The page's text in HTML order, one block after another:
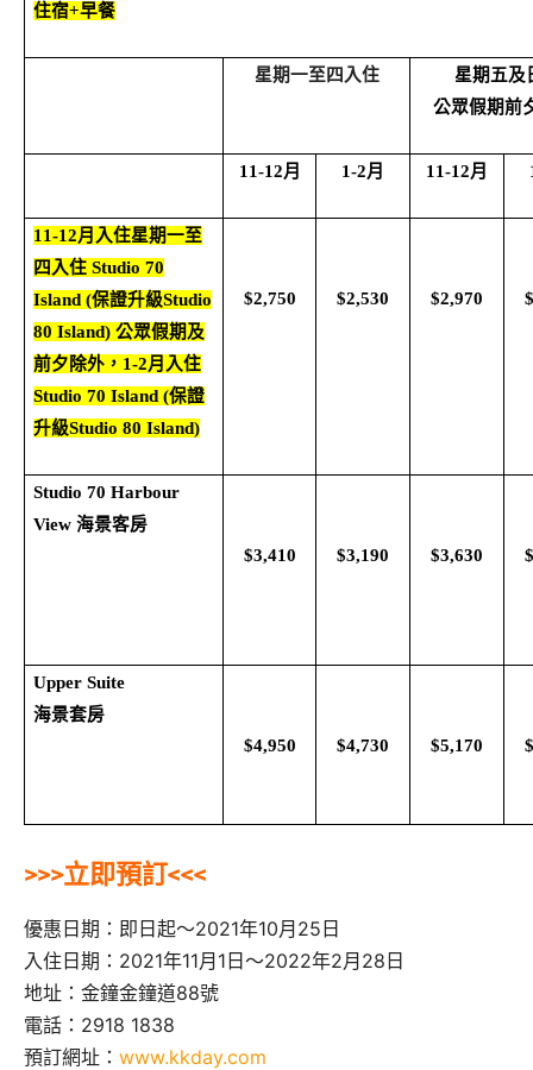
住宿+早餐
星期一至四入住
星期五及
公眾假期前
11-12月 1-2月 11-12月
11-12月入住星期一至
四入住 Studio 70
Island (保證升級Studio
80 Island)公眾假期及
前夕除外， 1-2月入住
Studio 70 Island (保證
升級Studio 80 Island)
$2,750 $2,530 $2,970
Studio 70 Harbour
View海景客房
$3,410
$3,190 $3,630
Upper Suite
海景套房
$4,950
$4,730 $5,170
>>>立即預訂<<<
優惠日期：即日起～2021年10月25日
入住日期：2021年11月1日～2022年2月28日
地址： 金鐘金鐘道88號
電話：2918 1838
預訂網址： www.kkday.com